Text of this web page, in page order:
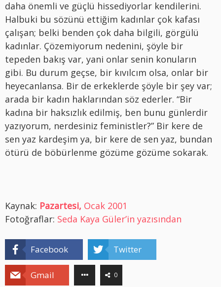
daha önemli ve güçlü hissediyorlar kendilerini.
Halbuki bu sözünü ettiğim kadınlar çok kafası
çalışan; belki benden çok daha bilgili, görgülü
kadınlar. Çözemiyorum nedenini, şöyle bir
tepeden bakış var, yani onlar senin konuların
gibi. Bu durum geçse, bir kıvılcım olsa, onlar bir
heyecanlansa. Bir de erkeklerde şöyle bir şey var;
arada bir kadın haklarından söz ederler. “Bir
kadına bir haksızlık edilmiş, ben bunu günlerdir
yazıyorum, nerdesiniz feministler?” Bir kere de
sen yaz kardeşim ya, bir kere de sen yaz, bundan
ötürü de böbürlenme gözüme gözüme sokarak.
Kaynak: Pazartesi, Ocak 2001
Fotoğraflar: Seda Kaya Güler’in yazısından
Facebook Twitter
Gmail 0